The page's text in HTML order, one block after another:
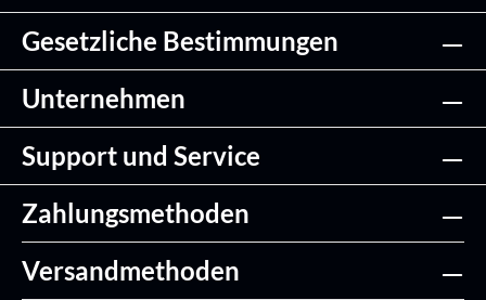
Details
Gesetzliche Bestimmungen
Unternehmen
Support und Service
Zahlungsmethoden
Versandmethoden